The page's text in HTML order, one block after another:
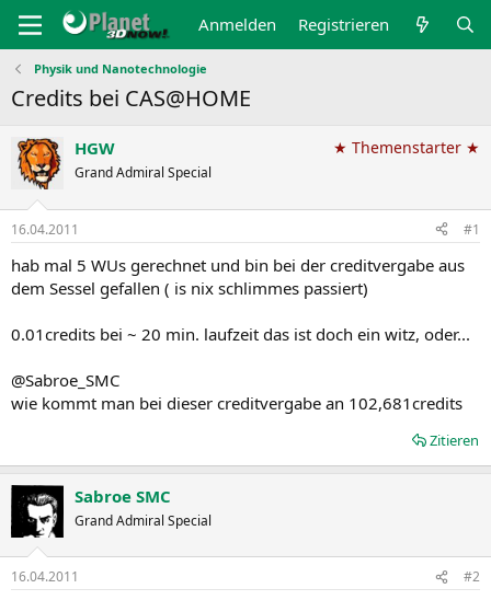
Anmelden Registrieren
Physik und Nanotechnologie
Credits bei CAS@HOME
HGW
Grand Admiral Special
★ Themenstarter ★
16.04.2011 #1
hab mal 5 WUs gerechnet und bin bei der creditvergabe aus
dem Sessel gefallen ( is nix schlimmes passiert)
0.01credits bei ~ 20 min. laufzeit das ist doch ein witz, oder...
@Sabroe_SMC
wie kommt man bei dieser creditvergabe an 102,681credits
Zitieren
Sabroe SMC
Grand Admiral Special
16.04.2011 #2